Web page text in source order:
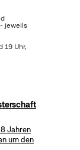
jeweils
19 Uhr,
Jahren
um den